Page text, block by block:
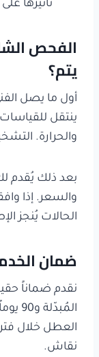
تأثيرها على
الفحص
يتم؟
أول ما يصل
ينتقل
والحرارة. التشخيص
بعد ذلك يُقدم
والسعر. إذا
الحالات يُنجز
ضمان
العطل خلال
نقاش.